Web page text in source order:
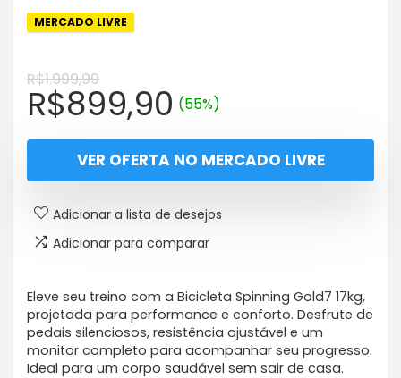
MERCADO LIVRE
R$1.999,99
O
preço
original
era:
R$1.999,99.
R$899,90O
preço
atual
é:
R$899,90.
(55%)
VER OFERTA NO MERCADO LIVRE
Adicionar a lista de desejos
Adicionar para comparar
Eleve seu treino com a Bicicleta Spinning Gold7 17kg,
projetada para performance e conforto. Desfrute de
pedais silenciosos, resistência ajustável e um
monitor completo para acompanhar seu progresso.
Ideal para um corpo saudável sem sair de casa.